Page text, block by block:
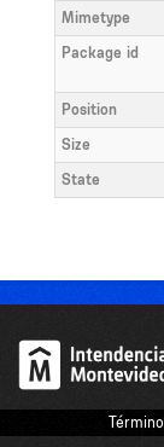
Mimetype
Package id
Position
Size
State